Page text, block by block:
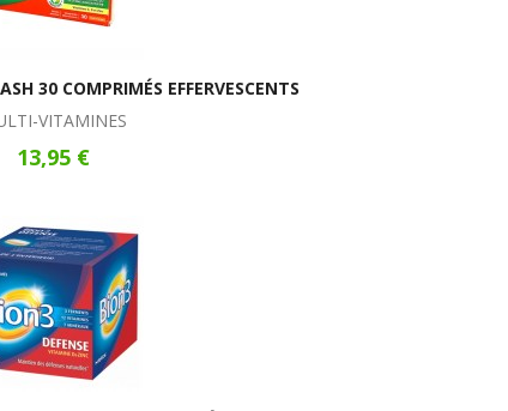
30 COMPRIMÉS EFFERVESCENTS
VITAMINES
13,95 €